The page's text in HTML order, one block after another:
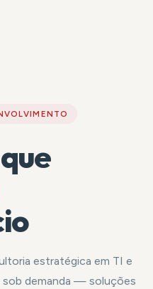
estratégica em TI e
demanda — soluções